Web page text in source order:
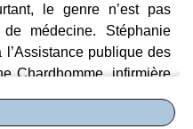
le genre n’est pas
médecine. Stéphanie
publique des
Chardhomme, infirmière
Namur, en témoignent
de la santé, est